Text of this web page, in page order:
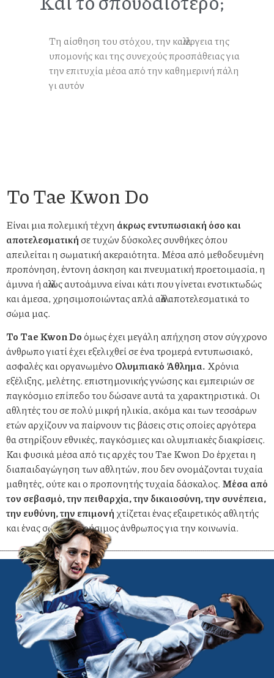
Τη αίσθηση του στόχου, την καλλιέργεια της
υπομονής και της συνεχούς προσπάθειας για
την επιτυχία μέσα από την καθημερινή πάλη
γι αυτόν
Το Tae Kwon Do
Είναι μια πολεμική τέχνη άκρως εντυπωσιακή όσο και
αποτελεσματικήσε τυχών δύσκολες συνθήκες όπου
απειλείται η σωματική ακεραιότητα. Μέσα από μεθοδευμένη
προπόνηση, έντονη άσκηση και πνευματική προετοιμασία, η
άμυνα ή αλλιώς αυτοάμυνα είναι κάτι που γίνεται ενστικτωδώς
και άμεσα, χρησιμοποιώντας απλά αλλά αποτελεσματικά το
σώμα μας.
Το Tae Kwon Doόμως έχει μεγάλη απήχηση στον σύγχρονο
άνθρωπο γιατί έχει εξελιχθεί σε ένα τρομερά εντυπωσιακό,
ασφαλές και οργανωμένο Ολυμπιακό Άθλημα. Χρόνια
εξέλιξης, μελέτης. επιστημονικής γνώσης και εμπειριών σε
παγκόσμιο επίπεδο του δώσανε αυτά τα χαρακτηριστικά. Οι
αθλητές του σε πολύ μικρή ηλικία, ακόμα και των τεσσάρων
ετών αρχίζουν να παίρνουν τις βάσεις στις οποίες αργότερα
θα στηρίξουν εθνικές, παγκόσμιες και ολυμπιακές διακρίσεις.
Και φυσικά μέσα από τις αρχές του Tae Kwon Do έρχεται η
διαπαιδαγώγηση των αθλητών, που δεν ονομάζονται τυχαία
μαθητές, ούτε και ο προπονητής τυχαία δάσκαλος. Μέσα από
τον σεβασμό, την πειθαρχία, την δικαιοσύνη, την συνέπεια,
την ευθύνη, την επιμονήχτίζεται ένας εξαιρετικός αθλητής
και ένας σωστός, χρήσιμος άνθρωπος για την κοινωνία.